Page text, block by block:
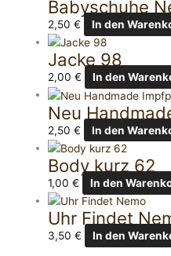
Babyschuhe
2,50€ In den
Jacke 98
2,00€ In den
Neu
2,50€ In den
Body kurz 62
1,00€ In den
Uhr Findet
3,50€ In den